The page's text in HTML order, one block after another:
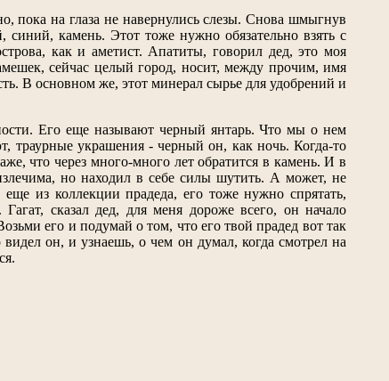
пока на глаза не навернулись слезы. Снова шмыгнув
камень. Этот тоже нужно обязательно взять с
как и аметист. Апатиты, говорил дед, это моя
сейчас целый город, носит, между прочим, имя
В основном же, этот минерал сырье для удобрений и
Его еще называют черный янтарь. Что мы о нем
траурные украшения - черный он, как ночь. Когда-то
что через много-много лет обратится в камень. И в
но находил в себе силы шутить. А может, не
из коллекции прадеда, его тоже нужно спрятать,
сказал дед, для меня дороже всего, он начало
его и подумай о том, что его твой прадед вот так
он, и узнаешь, о чем он думал, когда смотрел на